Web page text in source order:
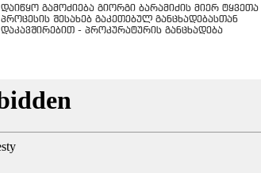
დაიწყო გამოძიება გიორგი ბარამიძის მიერ
პროცესის შესახებ გაკეთებულ განცხადებასთან
დაკავშირებით - პროკურატურის განცხადება